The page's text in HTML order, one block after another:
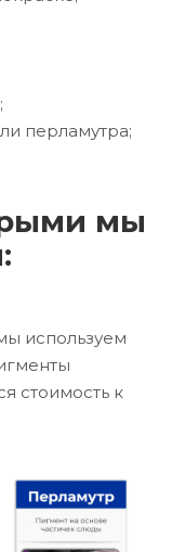
перламутра;
мы
используем
стоимость к